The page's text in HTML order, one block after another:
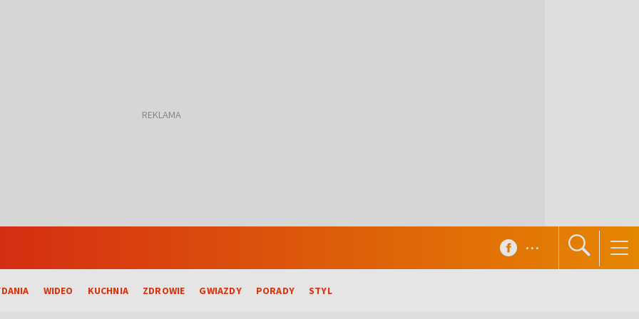
WIDEO KUCHNIA ZDROWIE GWIAZDY PORADY STYL
...